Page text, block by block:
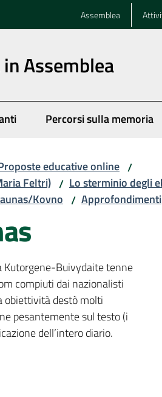
Assemblea
Assemblea
Percorsi sulla memoria
educative online /
Feltri) / Lo sterminio degli
Kovno / Approfondimenti
Kutorgene-Buivydaite tenne
compiuti dai nazionalisti
obiettività destò molti
pesantemente sul testo (i
dell’intero diario.